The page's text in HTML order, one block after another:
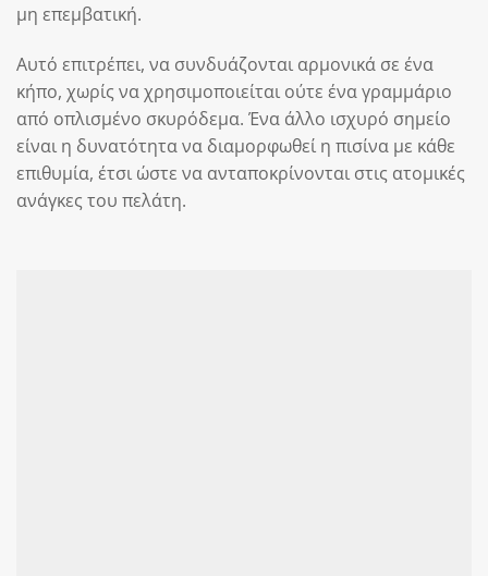
μη επεμβατική.
Αυτό επιτρέπει, να συνδυάζονται αρμονικά σε ένα
κήπο, χωρίς να χρησιμοποιείται ούτε ένα γραμμάριο
από οπλισμένο σκυρόδεμα. Ένα άλλο ισχυρό σημείο
είναι η δυνατότητα να διαμορφωθεί η πισίνα με κάθε
επιθυμία, έτσι ώστε να ανταποκρίνονται στις ατομικές
ανάγκες του πελάτη.